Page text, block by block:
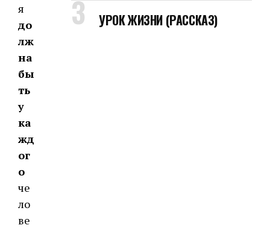
я
до
лж
на
бы
ть
у
ка
жд
ог
о
че
ло
ве
УРОК ЖИЗНИ (РАССКАЗ)